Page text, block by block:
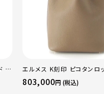
パ
エルメス K刻印 ピコタンロ
トリヨン ハンドバッグ ゴー
トゥープ
803,000円 (税込)